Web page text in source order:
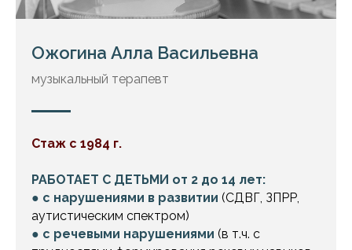
Ожогина Алла Васильевна
музыкальный терапевт
Стаж с 1984 г.
РАБОТАЕТ С ДЕТЬМИ от 2 до 14 лет:
● с нарушениями в развитии (СДВГ, ЗПРР,
аутистическим спектром)
● с речевыми нарушениями (в т.ч. с